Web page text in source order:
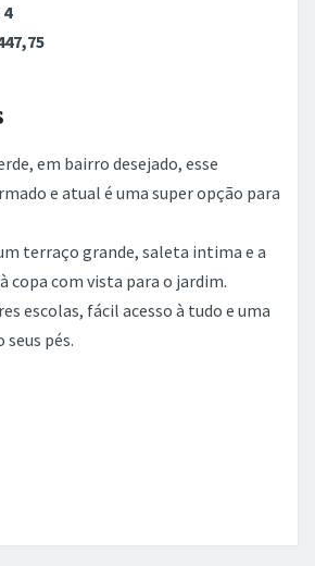
4
em bairro desejado, esse
e atual é uma super opção para
terraço grande, saleta intima e a
copa com vista para o jardim.
escolas, fácil acesso à tudo e uma
seus pés.